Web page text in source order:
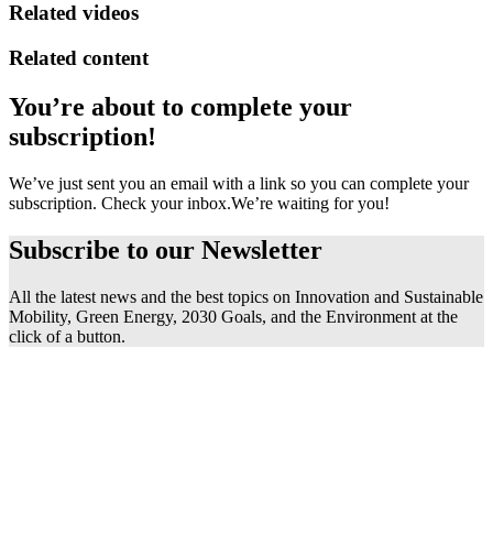
Related videos
Related content
You’re about to complete your
subscription!
We’ve just sent you an email with a link so you can complete your
subscription. Check your inbox.We’re waiting for you!
Subscribe to our Newsletter
All the latest news and the best topics on Innovation and Sustainable
Mobility, Green Energy, 2030 Goals, and the Environment at the
click of a button.